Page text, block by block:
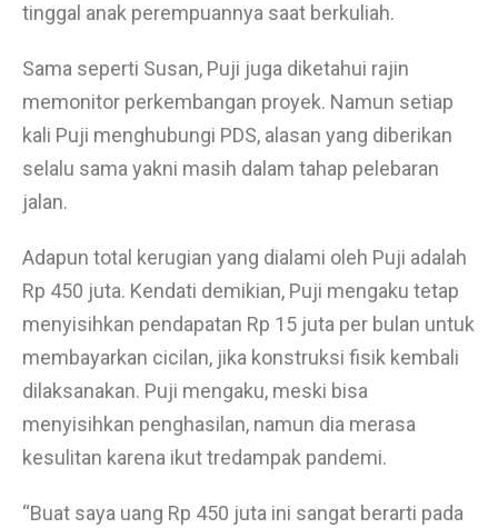
tinggal anak perempuannya saat berkuliah.
Sama seperti Susan, Puji juga diketahui rajin
memonitor perkembangan proyek. Namun setiap
kali Puji menghubungi PDS, alasan yang diberikan
selalu sama yakni masih dalam tahap pelebaran
jalan.
Adapun total kerugian yang dialami oleh Puji adalah
Rp 450 juta. Kendati demikian, Puji mengaku tetap
menyisihkan pendapatan Rp 15 juta per bulan untuk
membayarkan cicilan, jika konstruksi fisik kembali
dilaksanakan. Puji mengaku, meski bisa
menyisihkan penghasilan, namun dia merasa
kesulitan karena ikut tredampak pandemi.
“Buat saya uang Rp 450 juta ini sangat berarti pada